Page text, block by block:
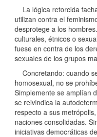
La lógica retorcida
utilizan contra el
desprotege a los
culturales, étnicos o
fuese en contra de los
sexuales de los grupos
Concretando: cuando
homosexual, no se
Simplemente se amplían
se reivindica la
respecto a sus
naciones consolidadas.
iniciativas democráticas